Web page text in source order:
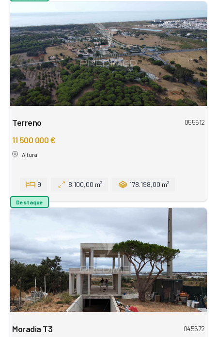
Terreno 055612
11 500 000 €
Altura
9 8.100,00 m² 178.198,00 m²
Destaque
Moradia T3 045672